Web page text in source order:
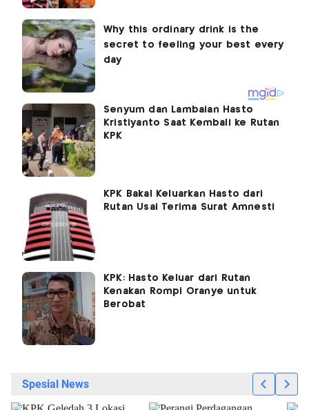
Senyum dan Lambaian Hasto
Kristiyanto Saat Kembali ke Rutan
KPK
KPK Bakal Keluarkan Hasto dari
Rutan Usai Terima Surat Amnesti
KPK: Hasto Keluar dari Rutan
Kenakan Rompi Oranye untuk
Berobat